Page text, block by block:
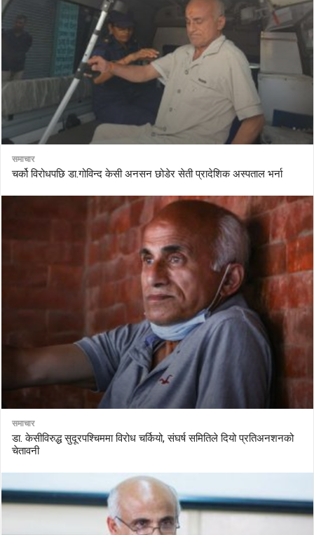
समाचार
चर्को विरोधपछि डा.गोविन्द केसी अनसन छोडेर सेती प्रादेशिक अस्पताल भर्ना
समाचार
डा. केसीविरुद्ध सुदूरपश्चिममा विरोध चर्कियो, संघर्ष समितिले दियो प्रतिअनशनको
चेतावनी